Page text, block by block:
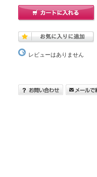
レビューはありません